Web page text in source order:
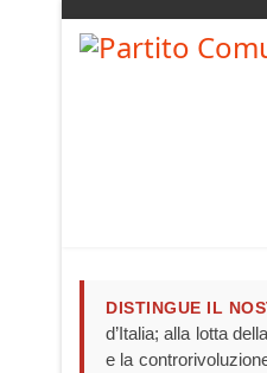
DISTINGUE IL
d’Italia; alla lotta
e la